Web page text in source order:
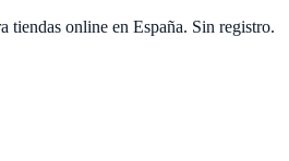
tiendas online en España. Sin registro.